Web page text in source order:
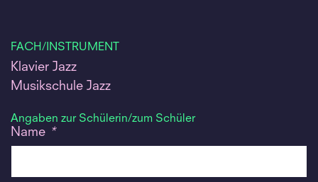
FACH/INSTRUMENT
Klavier Jazz
Musikschule Jazz
Angaben zur Schülerin/zum Schüler
Name *